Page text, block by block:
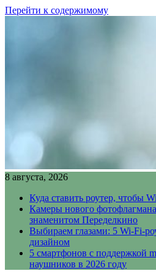
Перейти к содержимому
8 августа, 2026
Куда ставить роутер, чтобы
Камеры нового
знаменитом Переделкино
Выбираем глазами: 5 Wi-Fi-
дизайном
5 смартфонов с поддержкой
наушников в 2026 году